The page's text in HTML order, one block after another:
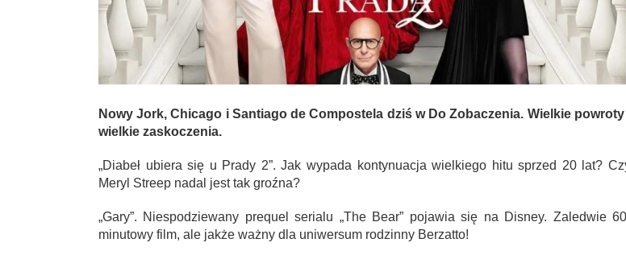
Nowy Jork, Chicago i Santiago de Compostela dziś w Do Zobaczenia. Wielkie
wielkie zaskoczenia.
„Diabeł ubiera się u Prady 2”. Jak wypada kontynuacja wielkiego hitu sprzed 20 lat?
Meryl Streep nadal jest tak groźna?
„Gary”. Niespodziewany prequel serialu „The Bear” pojawia się na Disney. Zaledwie
minutowy film, ale jakże ważny dla uniwersum rodzinny Berzatto!